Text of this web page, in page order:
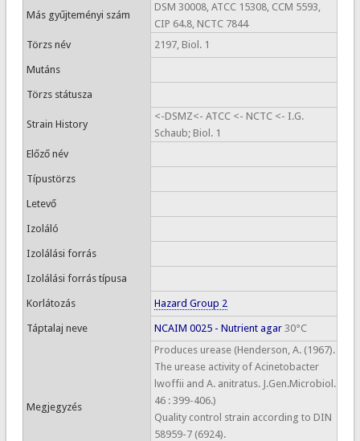
Más gyűjteményi szám
DSM 30008, ATCC 15308, CCM 5593,
CIP 64.8, NCTC 7844
Törzs név
2197, Biol. 1
Mutáns
Törzs státusza
Strain History
<-DSMZ<- ATCC <- NCTC <- I.G.
Schaub; Biol. 1
Előző név
Típustörzs
Letevő
Izoláló
Izolálási forrás
Izolálási forrás típusa
Korlátozás Hazard Group 2
Táptalaj neve NCAIM 0025 - Nutrient agar30°C
Megjegyzés
Produces urease (Henderson, A. (1967).
The urease activity of Acinetobacter
lwoffii and A. anitratus. J.Gen.Microbiol.
46 : 399-406.)
Quality control strain according to DIN
58959-7 (6924).